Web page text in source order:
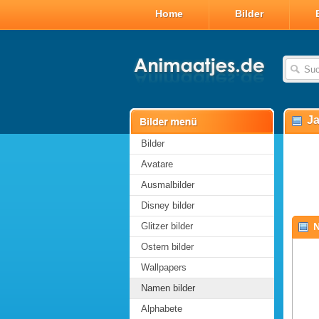
Home Bilder
Bilder
Avatare
Ausmalbilder
Disney bilder
Glitzer bilder
Ostern bilder
Wallpapers
Namen bilder
Alphabete